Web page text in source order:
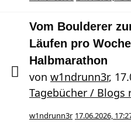
Vom Boulderer
Läufen pro
Halbmarathon
von w1ndrunn3r,
Tagebücher / Blogs
w1ndrunn3r 17.06.2026,